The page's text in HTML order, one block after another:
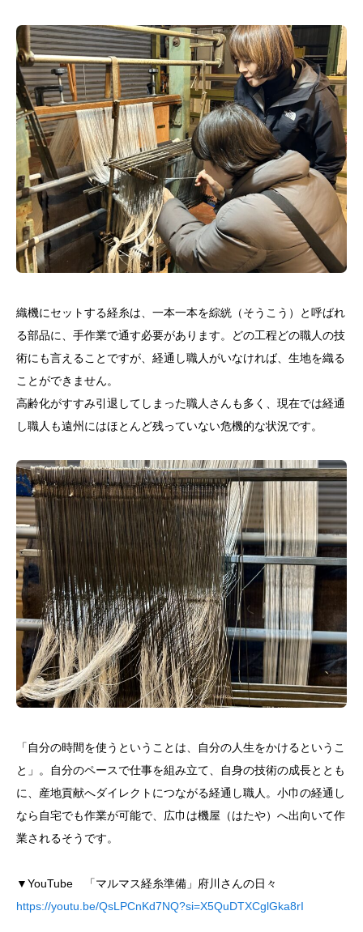
織機にセットする経糸は、一本一本を綜絖（そうこう）と呼ばれ
る部品に、手作業で通す必要があります。どの工程どの職人の技
術にも言えることですが、経通し職人がいなければ、生地を織る
ことができません。
高齢化がすすみ引退してしまった職人さんも多く、現在では経通
し職人も遠州にはほとんど残っていない危機的な状況です。
「自分の時間を使うということは、自分の人生をかけるというこ
と」。自分のペースで仕事を組み立て、自身の技術の成長ととも
に、産地貢献へダイレクトにつながる経通し職人。小巾の経通し
なら自宅でも作業が可能で、広巾は機屋（はたや）へ出向いて作
業されるそうです。
▼YouTube 「マルマス経糸準備」府川さんの日々
https://youtu.be/QsLPCnKd7NQ?si=X5QuDTXCglGka8rI